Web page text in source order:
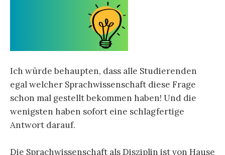
Ich würde behaupten, dass alle Studierenden
egal welcher Sprachwissenschaft diese Frage
schon mal gestellt bekommen haben! Und die
wenigsten haben sofort eine schlagfertige
Antwort darauf.
Die Sprachwissenschaft als Disziplin ist von Hause